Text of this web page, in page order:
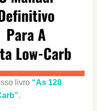
livro “As 120
.